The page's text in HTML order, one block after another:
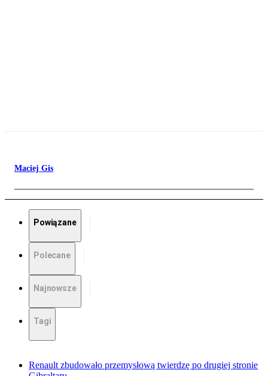
Maciej Gis
Powiązane
Polecane
Najnowsze
Tagi
Renault zbudowało przemysłową twierdzę po drugiej stronie